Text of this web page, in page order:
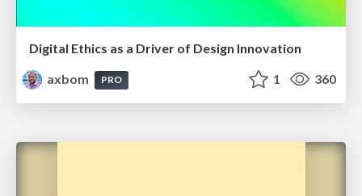
Digital Ethics as a Driver of Design Innovation
axbom
PRO 1 360